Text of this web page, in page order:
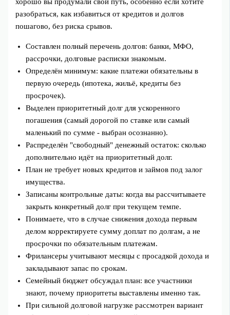
разобраться, как избавиться от кредитов и долгов
пошагово, без риска срывов.
Составлен полный перечень долгов: банки, МФО,
рассрочки, долговые расписки знакомым.
Определён минимум: какие платежи обязательны в
первую очередь (ипотека, жильё, кредиты без
просрочек).
Выделен приоритетный долг для ускоренного
погашения (самый дорогой по ставке или самый
маленький по сумме - выбран осознанно).
Распределён "свободный" денежный остаток: сколько
дополнительно идёт на приоритетный долг.
План не требует новых кредитов и займов под залог
имущества.
Записаны контрольные даты: когда вы рассчитываете
закрыть конкретный долг при текущем темпе.
Понимаете, что в случае снижения дохода первым
делом корректируете сумму доплат по долгам, а не
просрочки по обязательным платежам.
Фрилансеры учитывают месяцы с просадкой дохода и
закладывают запас по срокам.
Семейный бюджет обсуждал план: все участники
знают, почему приоритеты выставлены именно так.
При сильной долговой нагрузке рассмотрен вариант